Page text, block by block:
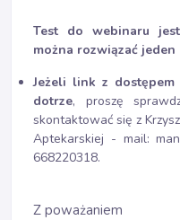
Test do webinaru
można rozwiązać jeden
Jeżeli link z
dotrze, proszę
skontaktować się z
Aptekarskiej - mail:
668220318.
Z poważaniem